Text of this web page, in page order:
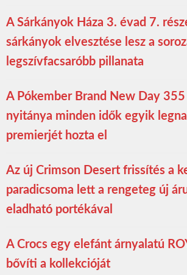
A Sárkányok Háza 3. évad 7.
sárkányok elvesztése lesz a
legszívfacsaróbb pillanata
A Pókember Brand New Day
nyitánya minden idők egyik
premierjét hozta el
Az új Crimson Desert frissítés a
paradicsoma lett a rengeteg új
eladható portékával
A Crocs egy elefánt árnyalatú
bővíti a kollekcióját